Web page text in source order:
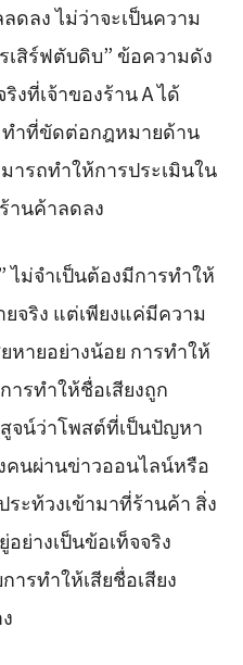
ดลง ไม่ว่าจะเป็นความ
เสิร์ฟตับดิบ” ข้อความดัง
งที่เจ้าของร้าน A ได้
ทำที่ขัดต่อกฎหมายด้าน
รถทำให้การประเมินใน
านค้าลดลง
ไม่จำเป็นต้องมีการทำให้
จริง แต่เพียงแค่มีความ
หายอย่างน้อย การทำให้
ารทำให้ชื่อเสียงถูก
จน์ว่าโพสต์ที่เป็นปัญหา
นผ่านข่าวออนไลน์หรือ
ะท้วงเข้ามาที่ร้านค้า สิ่ง
ย่างเป็นข้อเท็จจริง
ารทำให้เสียชื่อเสียง